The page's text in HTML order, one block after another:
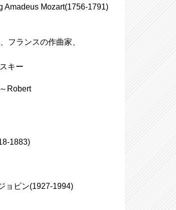
Amadeus Mozart(1756-1791)
フランスの作曲家、
キー
Robert
1883)
ョビン(1927-1994)